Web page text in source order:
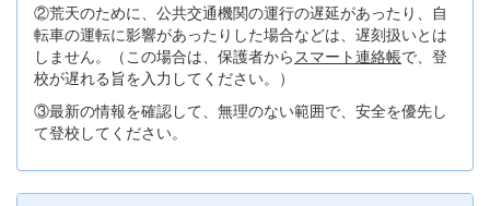
②荒天のために、公共交通機関の運行の遅延があったり、自
転車の運転に影響があったりした場合などは、遅刻扱いとは
しません。（この場合は、保護者からスマート連絡帳で、登
校が遅れる旨を入力してください。）
③最新の情報を確認して、無理のない範囲で、安全を優先し
て登校してください。